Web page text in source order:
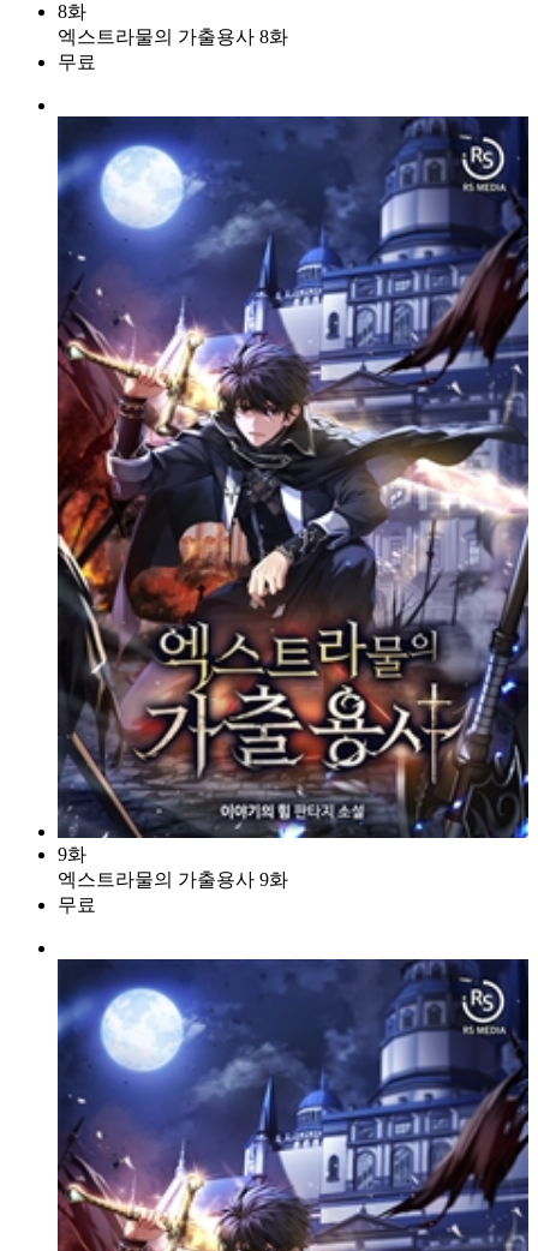
8화
엑스트라물의 가출용사 8화
무료
9화
엑스트라물의 가출용사 9화
무료